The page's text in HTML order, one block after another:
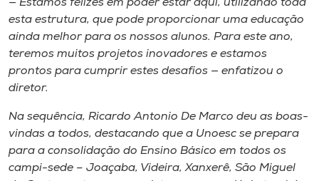
— Estamos felizes em poder estar aqui, utilizando toda
esta estrutura, que pode proporcionar uma educação
ainda melhor para os nossos alunos. Para este ano,
teremos muitos projetos inovadores e estamos
prontos para cumprir estes desafios — enfatizou o
diretor.
Na sequência, Ricardo Antonio De Marco deu as boas-
vindas a todos, destacando que a Unoesc se prepara
para a consolidação do Ensino Básico em todos os
campi-sede – Joaçaba, Videira, Xanxerê, São Miguel